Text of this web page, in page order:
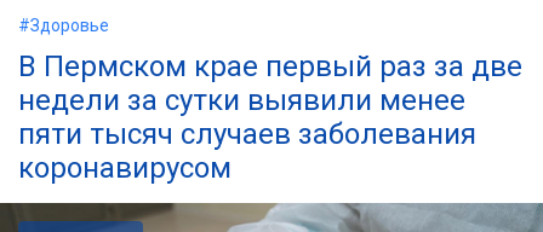
#Здоровье
В Пермском крае первый раз за две
недели за сутки выявили менее
пяти тысяч случаев заболевания
коронавирусом